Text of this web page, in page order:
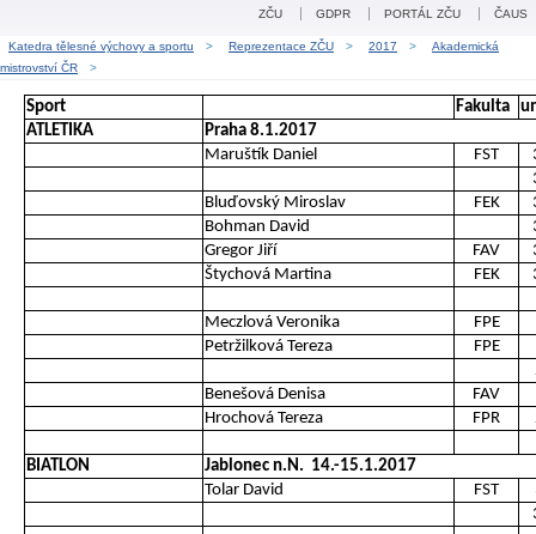
ZČU GDPR PORTÁL ZČU ČAUS
Katedra tělesné výchovy a sportu > Reprezentace ZČU > 2017 >
Akademická
mistrovství ČR
>
Sport Fakulta
ATLETIKA
Praha 8.1.2017
Maruštík Daniel
FST
Bluďovský Miroslav
FEK
Bohman David
Gregor Jiří
FAV
Štychová Martina
FEK
Meczlová Veronika
FPE
Petržilková Tereza
FPE
Benešová Denisa
FAV
Hrochová Tereza
FPR
BIATLON
Jablonec n.N. 14.-15.1.2017
Tolar David
FST